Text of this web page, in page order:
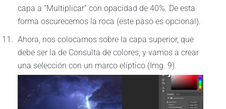
capa a “Multiplicar” con opacidad de 40%. De esta
forma oscurecemos la roca (este paso es opcional).
Ahora, nos colocamos sobre la capa superior, que
debe ser la de Consulta de colores, y vamos a crear
una selección con un marco elíptico (Img. 9).